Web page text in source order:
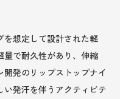
を想定して設計された軽
量で耐久性があり、伸縮
発のリップストップナイ
い発汗を伴うアクティビテ